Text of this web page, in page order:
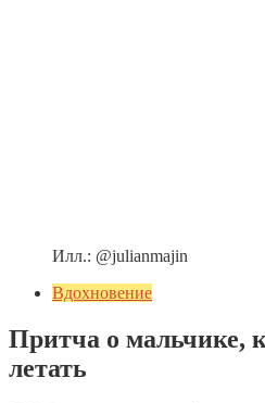
Илл.: @julianmajin
Вдохновение
Притча о мальчике,
летать